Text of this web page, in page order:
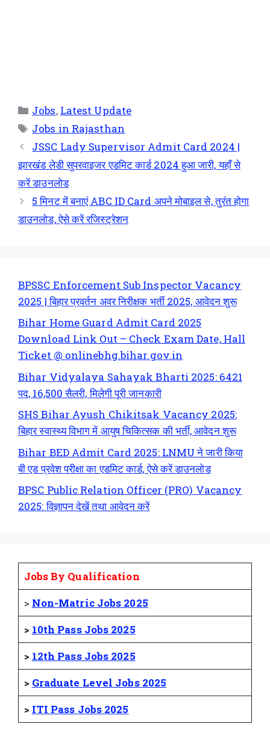
Jobs, Latest Update
Jobs in Rajasthan
JSSC Lady Supervisor Admit Card 2024 |
झारखंड लेडी सुपरवाइजर एडमिट कार्ड 2024 हुआ जारी, यहाँ से
करें डाउनलोड
5 मिनट में बनाएं ABC ID Card अपने मोबाइल से, तुरंत होगा
डाउनलोड, ऐसे करें रजिस्ट्रेशन
BPSSC Enforcement Sub Inspector Vacancy
2025 | बिहार प्रवर्तन अवर निरीक्षक भर्ती 2025, आवेदन शुरू
Bihar Home Guard Admit Card 2025
Download Link Out – Check Exam Date, Hall
Ticket @ onlinebhg.bihar.gov.in
Bihar Vidyalaya Sahayak Bharti 2025: 6421
पद, 16,500 सैलरी, मिलेगी पूरी जानकारी
SHS Bihar Ayush Chikitsak Vacancy 2025:
बिहार स्वास्थ्य विभाग में आयुष चिकित्सक की भर्ती, आवेदन शुरू
Bihar BED Admit Card 2025: LNMU ने जारी किया
बी एड प्रवेश परीक्षा का एडमिट कार्ड, ऐसे करें डाउनलोड
BPSC Public Relation Officer (PRO) Vacancy
2025: विज्ञापन देखें तथा आवेदन करें
Jobs By Qualification
> Non-Matric Jobs 2025
> 10th Pass Jobs 2025
> 12th Pass Jobs 2025
> Graduate Level Jobs 2025
> ITI Pass Jobs 2025